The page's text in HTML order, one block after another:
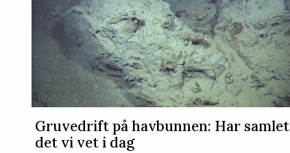
Gruvedrift på havbunnen: Har samlet
det vi vet i dag